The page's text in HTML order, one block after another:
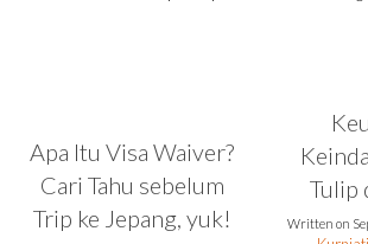
Apa Itu Visa Waiver?
Cari Tahu sebelum
Trip ke Jepang, yuk!
Tulip
Written on